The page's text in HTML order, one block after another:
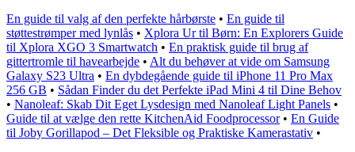
En guide til valg af den perfekte hårbørste • En guide til
støttestrømper med lynlås • Xplora Ur til Børn: En Explorers Guide
til Xplora XGO 3 Smartwatch • En praktisk guide til brug af
gittertromle til havearbejde • Alt du behøver at vide om Samsung
Galaxy S23 Ultra • En dybdegående guide til iPhone 11 Pro Max
256 GB • Sådan Finder du det Perfekte iPad Mini 4 til Dine Behov
• Nanoleaf: Skab Dit Eget Lysdesign med Nanoleaf Light Panels •
Guide til at vælge den rette KitchenAid Foodprocessor• En Guide
til Joby Gorillapod – Det Fleksible og Praktiske Kamerastativ •